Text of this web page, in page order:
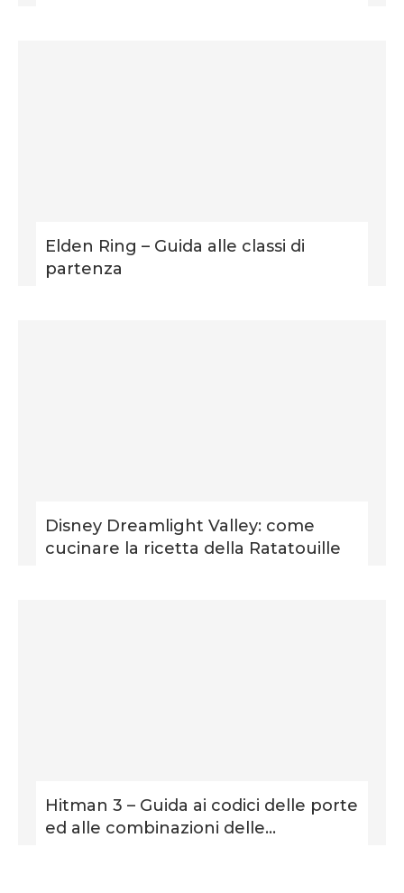
Elden Ring – Guida alle classi di
partenza
Disney Dreamlight Valley: come
cucinare la ricetta della Ratatouille
Hitman 3 – Guida ai codici delle porte
ed alle combinazioni delle...